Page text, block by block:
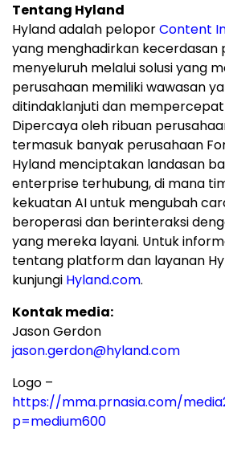
Tentang Hyland
Hyland adalah peloporContent
yang menghadirkan kecerdasan
menyeluruh melalui solusi yang
perusahaan memiliki wawasan
ditindaklanjuti dan
Dipercaya oleh ribuan
termasuk banyak perusahaan
Hyland menciptakan landasan
enterprise terhubung, di mana
kekuatan AI untuk mengubah
beroperasi dan berinteraksi
yang mereka layani. Untuk
tentang platform dan layanan
kunjungi Hyland.com.
Kontak media:
Jason Gerdon
jason.gerdon@hyland.com
Logo –
https://mma.prnasia.com/
p=medium600